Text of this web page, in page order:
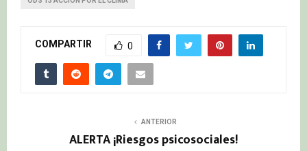
COMPARTIR 0
ANTERIOR
ALERTA ¡Riesgos psicosociales!